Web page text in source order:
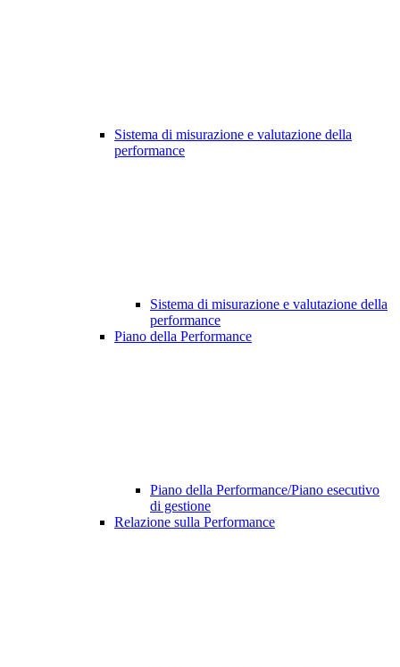
Sistema di misurazione e valutazione della
performance
Sistema di misurazione e valutazione della
performance
Piano della Performance
Piano della Performance/Piano esecutivo
di gestione
Relazione sulla Performance